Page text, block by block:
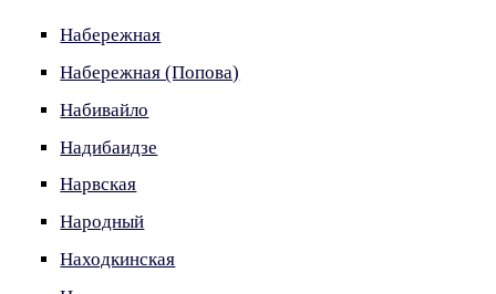
Набережная
Набережная (Попова)
Набивайло
Надибаидзе
Нарвская
Народный
Находкинская